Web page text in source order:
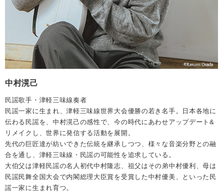
中村滉己
民謡歌手・津軽三味線奏者
民謡一家に生まれ、津軽三味線世界大会優勝の若き名手。日本各地に
伝わる民謡を、中村滉己の感性で、今の時代にあわせアップデート&
リメイクし、世界に発信する活動を展開。
先代の巨匠達が紡いできた伝統を継承しつつ、様々な音楽分野との融
合を通し、津軽三味線・民謡の可能性を追求している。
大伯父は津軽民謡の名人初代中村隆志、祖父はその弟中村優利、母は
民謡民舞全国大会で内閣総理大臣賞を受賞した中村優美、といった民
謡一家に生まれ育つ。